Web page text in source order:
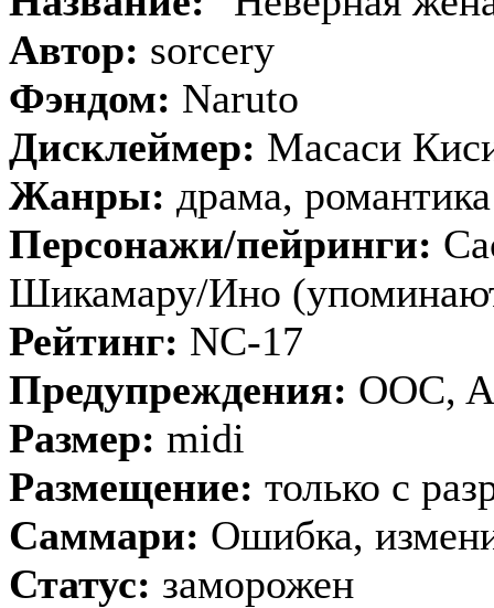
Автор: sorcery
Фэндом: Naruto
Дисклеймер: Масаси
Жанры: драма, романтика
Персонажи/пейринги:
Шикамару/Ино
Рейтинг: NC-17
Предупреждения: OOC,
Размер: midi
Размещение: только с
Саммари: Ошибка,
Статус: заморожен